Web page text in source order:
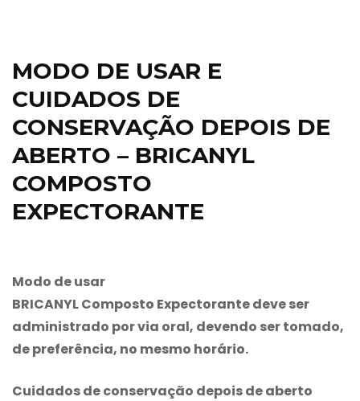
MODO DE USAR E
CUIDADOS DE
CONSERVAÇÃO DEPOIS DE
ABERTO – BRICANYL
COMPOSTO
EXPECTORANTE
Modo de usar
BRICANYL Composto Expectorantedeve ser
administrado por via oral, devendo ser tomado,
de preferência, no mesmo horário.
Cuidados de conservação depois de aberto